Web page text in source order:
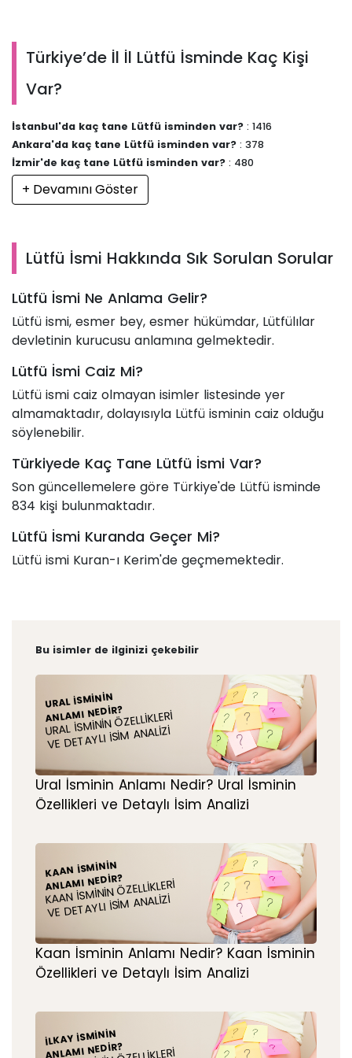
Türkiye’de İl İl Lütfü İsminde Kaç Kişi
Var?
İstanbul'da kaç tane Lütfü isminden var? : 1416
Ankara'da kaç tane Lütfü isminden var? : 378
İzmir'de kaç tane Lütfü isminden var? : 480
+ Devamını Göster
Lütfü İsmi Hakkında Sık Sorulan Sorular
Lütfü İsmi Ne Anlama Gelir?
Lütfü ismi, esmer bey, esmer hükümdar, Lütfülılar
devletinin kurucusu anlamına gelmektedir.
Lütfü İsmi Caiz Mi?
Lütfü ismi caiz olmayan isimler listesinde yer
almamaktadır, dolayısıyla Lütfü isminin caiz olduğu
söylenebilir.
Türkiyede Kaç Tane Lütfü İsmi Var?
Son güncellemelere göre Türkiye'de Lütfü isminde
834 kişi bulunmaktadır.
Lütfü İsmi Kuranda Geçer Mi?
Lütfü ismi Kuran-ı Kerim'de geçmemektedir.
Bu isimler de ilginizi çekebilir
URAL İSMININ
ANLAMI NEDIR?
URAL İSMININ ÖZELLIKLERI
VE DETAYLI İSIM ANALIZI
Ural İsminin Anlamı Nedir? Ural İsminin
Özellikleri ve Detaylı İsim Analizi
KAAN İSMININ
ANLAMI NEDIR?
KAAN İSMININ ÖZELLIKLERI
VE DETAYLI İSIM ANALIZI
Kaan İsminin Anlamı Nedir? Kaan İsminin
Özellikleri ve Detaylı İsim Analizi
İLKAY İSMININ
ANLAMI NEDIR?